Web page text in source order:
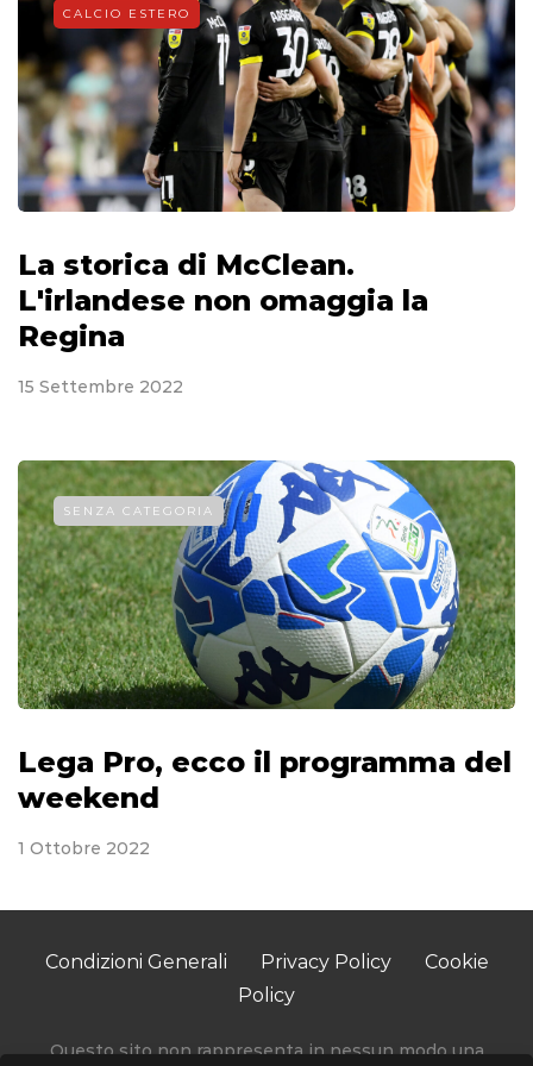
CALCIO ESTERO
La storica di McClean.
L'irlandese non omaggia la
Regina
15 Settembre 2022
SENZA CATEGORIA
Lega Pro, ecco il programma del
weekend
1 Ottobre 2022
Condizioni Generali Privacy Policy
Cookie
Policy
Questo sito non rappresenta in nessun modo una